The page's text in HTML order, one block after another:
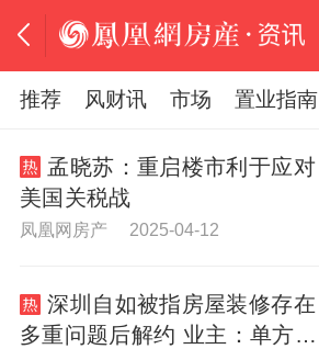
推荐 风财讯 市场 置业指南
孟晓苏：重启楼市利于应对
美国关税战
凤凰网房产 2025-04-12
深圳自如被指房屋装修存在
多重问题后解约 业主：单方解